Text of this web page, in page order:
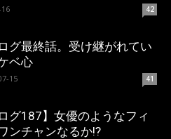
42
グ最終話。受け継がれてい
ベ心
15 41
グ187】女優のようなフィ
ンチャンなるか!?